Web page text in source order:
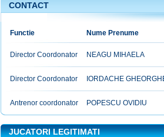
CONTACT
DIRECT
Functie Nume Prenume
Director Coordonator NEAGU MIHAELA
Director Coordonator IORDACHE
Antrenor coordonator POPESCU OVIDIU
JUCATORI LEGITIMATI